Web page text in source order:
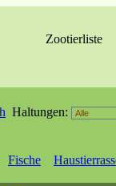
Zootierliste
Haltungen:
Fische